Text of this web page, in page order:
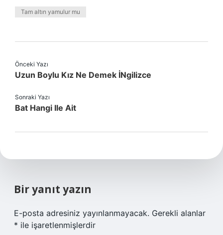
Tam altın yamulur mu
Önceki Yazı
Uzun Boylu Kız Ne Demek İNgilizce
Sonraki Yazı
Bat Hangi Ile Ait
Bir yanıt yazın
E-posta adresiniz yayınlanmayacak. Gerekli alanlar
* ile işaretlenmişlerdir